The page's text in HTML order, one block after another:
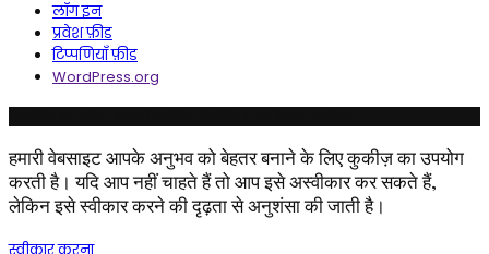
लॉग इन
प्रवेश फ़ीड
टिप्पणियाँ फ़ीड
WordPress.org
हमारी वेबसाइट आपके अनुभव को बेहतर बनाने के लिए कुकीज़ का उपयोग
करती है। यदि आप नहीं चाहते हैं तो आप इसे अस्वीकार कर सकते हैं,
लेकिन इसे स्वीकार करने की दृढ़ता से अनुशंसा की जाती है।